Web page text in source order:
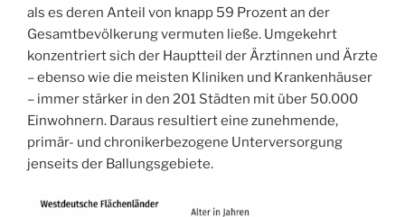
als es deren Anteil von knapp 59 Prozent an der
Gesamtbevölkerung vermuten ließe. Umgekehrt
konzentriert sich der Hauptteil der Ärztinnen und Ärzte
– ebenso wie die meisten Kliniken und Krankenhäuser
– immer stärker in den 201 Städten mit über 50.000
Einwohnern. Daraus resultiert eine zunehmende,
primär- und chronikerbezogene Unterversorgung
jenseits der Ballungsgebiete.